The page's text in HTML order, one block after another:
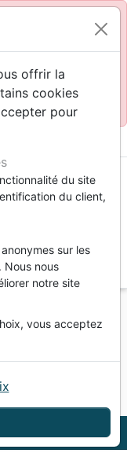
connecter
de la Bible
commande
offrir la
cookies
pour
du site
du client,
sur les
Nous nous
notre site
vous acceptez